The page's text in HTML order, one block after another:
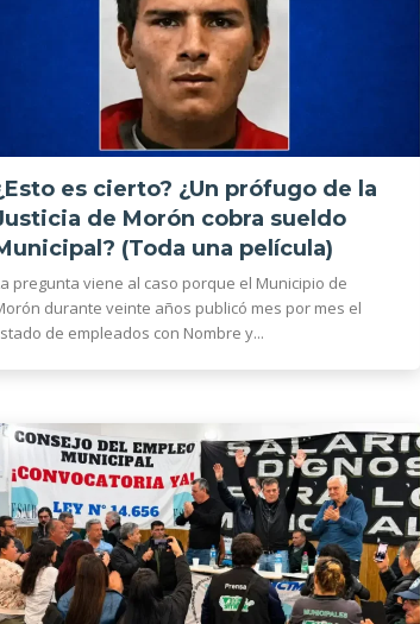
es cierto? ¿Un prófugo de la
de Morón cobra sueldo
(Toda una película)
pregunta viene al caso porque el Municipio de
durante veinte años publicó mes por mes el
de empleados con Nombre y...